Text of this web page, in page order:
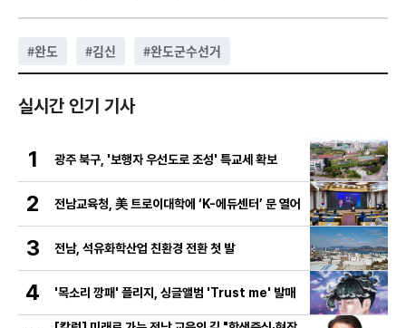
#완도 #김신 #완도군수선거
실시간 인기 기사
1 광주 북구, '보행자 우선도로 조성' 특교세 확보
2 전남교육청, 美 트로이대학에 ‘K-에듀센터’ 문 열어
3 전남, 석유화학산업 친환경 전환 첫 발
4 '목소리 깡패' 플리지, 싱글앨범 'Trust me' 발매